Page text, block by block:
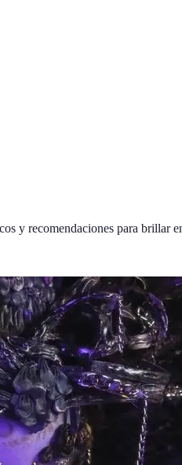
y recomendaciones para brillar